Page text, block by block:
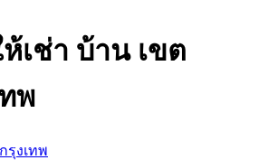
ห้เช่า บ้าน เขต
พ
รุงเทพ